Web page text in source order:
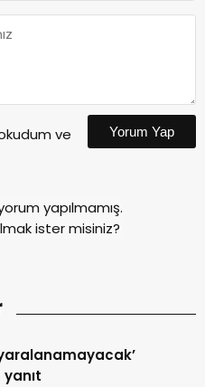
ve
Yorum Yap
yapılmamış.
ister misiniz?